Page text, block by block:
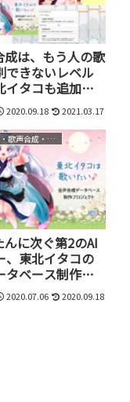
成は、もう人の歌
できないレベル
イタコも追加さ
の新バー
0.400が無料でリ
2020.09.18 2021.03.17
VOCALOID・歌声合成・音声合成
んに次ぐ第2のAI
、東北イタコの
タベース制作プ
トのクラウドフ
ングスタート
2020.07.06 2020.09.18